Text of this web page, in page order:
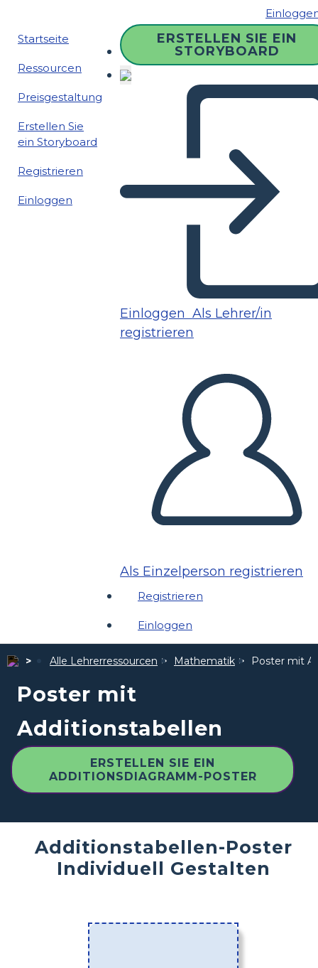
Startseite
Ressourcen
Preisgestaltung
Erstellen Sie
ein Storyboard
Registrieren
Einloggen
ERSTELLEN SIE EIN
STORYBOARD
Einloggen Als Lehrer/in
registrieren
Als Einzelperson registrieren
Registrieren
Einloggen
Alle Lehrerressourcen Mathematik Poster mit
Poster mit
Additionstabellen
ERSTELLEN SIE EIN
ADDITIONSDIAGRAMM-POSTER
Additionstabellen-Poster
Individuell Gestalten